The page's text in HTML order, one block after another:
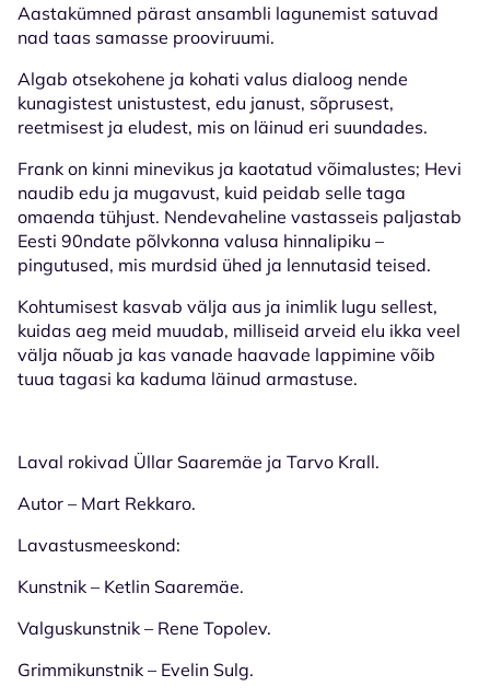
Aastakümned pärast ansambli lagunemist satuvad
nad taas samasse prooviruumi.
Algab otsekohene ja kohati valus dialoog nende
kunagistest unistustest, edu janust, sõprusest,
reetmisest ja eludest, mis on läinud eri suundades.
Frank on kinni minevikus ja kaotatud võimalustes; Hevi
naudib edu ja mugavust, kuid peidab selle taga
omaenda tühjust. Nendevaheline vastasseis paljastab
Eesti 90ndate põlvkonna valusa hinnalipiku –
pingutused, mis murdsid ühed ja lennutasid teised.
Kohtumisest kasvab välja aus ja inimlik lugu sellest,
kuidas aeg meid muudab, milliseid arveid elu ikka veel
välja nõuab ja kas vanade haavade lappimine võib
tuua tagasi ka kaduma läinud armastuse.
Laval rokivad Üllar Saaremäe ja Tarvo Krall.
Autor – Mart Rekkaro.
Lavastusmeeskond:
Kunstnik – Ketlin Saaremäe.
Valguskunstnik – Rene Topolev.
Grimmikunstnik – Evelin Sulg.